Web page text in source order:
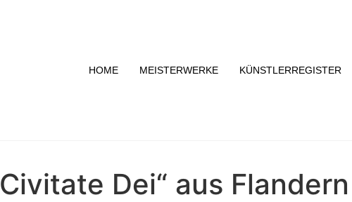
HOME MEISTERWERKE KÜNSTLERREGISTER
Dei“ aus